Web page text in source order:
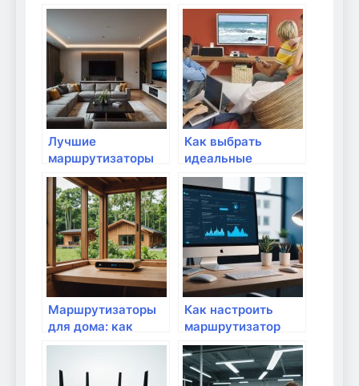
что нужно знать
перед покупкой
для онлайн-
работы?
Лучшие
маршрутизаторы
для 4K стриминга
Как выбрать
идеальные
маршрутизаторы
для
стационарного/
портативного
использования?
Маршрутизаторы
для дома: как
выбрать лучший
Как настроить
маршрутизатор
для работы с
несколькими
провайдерами?